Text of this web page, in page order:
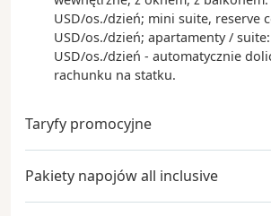
USD/os./dzień; mini suite, reserve
USD/os./dzień; apartamenty /
USD/os./dzień - automatycznie
rachunku na statku.
Taryfy promocyjne
Pakiety napojów all inclusive